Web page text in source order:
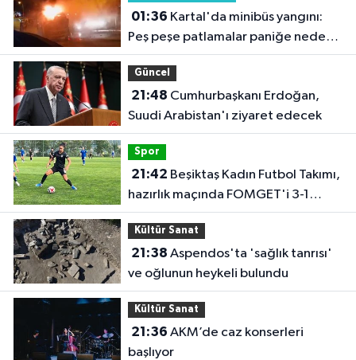
01:36
Peş peşe patlamalar paniğe neden
oldu
Güncel
21:48
Suudi Arabistan'ı ziyaret edecek
Spor
21:42
hazırlık maçında FOMGET'i 3-1
mağlup etti
Kültür Sanat
21:38
ve oğlunun heykeli bulundu
Kültür Sanat
21:36
başlıyor